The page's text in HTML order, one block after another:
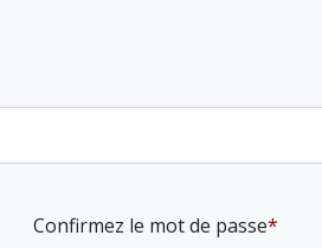
Confirmez le mot de passe